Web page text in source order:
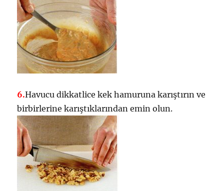
6.Havucu dikkatlice kek hamuruna karıştırın ve
birbirlerine karıştıklarından emin olun.